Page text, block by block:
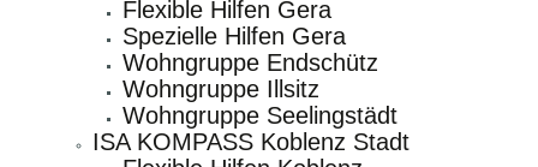
Flexible Hilfen Gera
Spezielle Hilfen Gera
Wohngruppe Endschütz
Wohngruppe Illsitz
Wohngruppe Seelingstädt
ISA KOMPASS Koblenz Stadt